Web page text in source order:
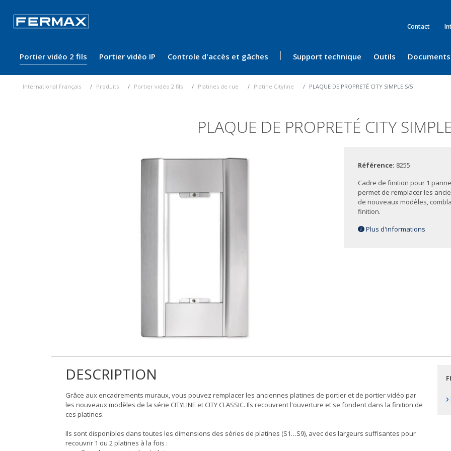
Contact
Portier vidéo 2 fils Portier vidéo IP Controle d'accès et gâches Support technique Outils Documents
International Français Produits Portier vidéo 2 fils Platines de rue Platine Cityline PLAQUE DE PROPRETÉ CITY SIMPLE S/5
PLAQUE DE PROPRETÉ CITY
Référence: 8255
Cadre de finition pour 1
permet de remplacer les
de nouveaux modèles,
finition.
Plus d'informations
DESCRIPTION
Grâce aux encadrements muraux, vous pouvez remplacer les anciennes platines de portier et de portier vidéo par
les nouveaux modèles de la série CITYLINE et CITY CLASSIC. Ils recouvrent l'ouverture et se fondent dans la finition de
ces platines.
Ils sont disponibles dans toutes les dimensions des séries de platines (S1…S9), avec des largeurs suffisantes pour
recouvrir 1 ou 2 platines à la fois :
›